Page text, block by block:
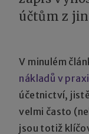
účtům z
V minulém
nákladů v praxi
účetnictví,
velmi často
jsou totiž